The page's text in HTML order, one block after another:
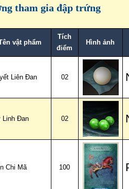
tham gia đập trứng
vật phẩm
Tích
điểm
Hình ảnh
Liên Đan 02
Linh Đan 02
Chi Mã 100